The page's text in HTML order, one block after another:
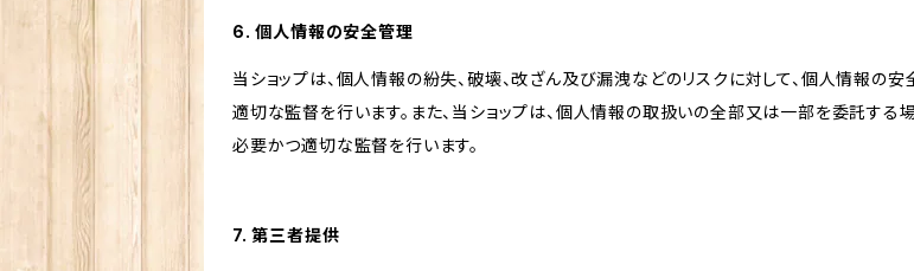
6. 個人情報の安全管理
当ショップは、個人情報の紛失、破壊、改ざん及び漏洩などのリスクに対して、個人情報の
適切な監督を行います。また、当ショップは、個人情報の取扱いの全部又は一部を委託する
必要かつ適切な監督を行います。
7. 第三者提供